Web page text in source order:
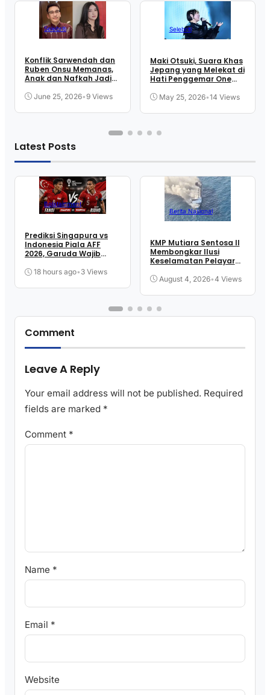
Selebriti
Konflik Sarwendah dan
Ruben Onsu Memanas,
Anak dan Nafkah Jadi
June 25, 2026•9 Views
Selebriti
Maki Otsuki, Suara Khas
Jepang yang Melekat di
Hati Penggemar One
May 25, 2026•14 Views
Latest Posts
Bolatainment
Prediksi Singapura vs
Indonesia Piala AFF
2026, Garuda Wajib
18 hours ago• 3 Views
Berita Nasional
KMP Mutiara Sentosa II
Membongkar Ilusi
Keselamatan Pelayaran
August 4, 2026•4 Views
Comment
Leave A Reply
Your email address will not be published. Required
fields are marked *
Comment *
Name *
Email *
Website